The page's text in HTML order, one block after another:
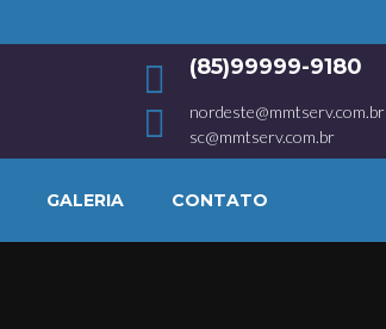
(85)99999-9180
nordeste@mmtserv.com.br
sc@mmtserv.com.br
GALERIA CONTATO